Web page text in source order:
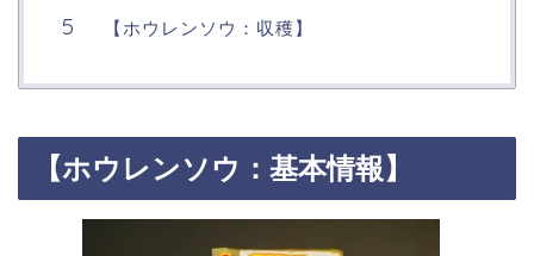
【ホウレンソウ：収穫】
【ホウレンソウ：基本情報】